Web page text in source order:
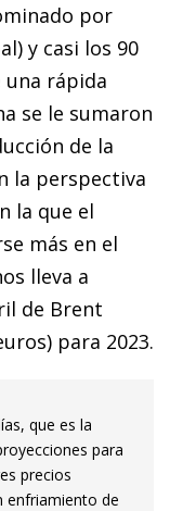
por
y casi los 90
una rápida
se le sumaron
de la
la perspectiva
la que el
más en el
lleva a
de Brent
para 2023.
que es la
para
precios
enfriamiento de